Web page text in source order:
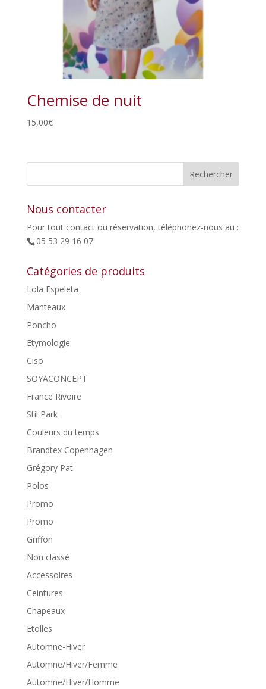
Chemise de nuit
15,00€
Nous contacter
Pour tout contact ou réservation, téléphonez-nous au :
05 53 29 16 07
Catégories de produits
Lola Espeleta
Manteaux
Poncho
Etymologie
Ciso
SOYACONCEPT
France Rivoire
Stil Park
Couleurs du temps
Brandtex Copenhagen
Grégory Pat
Polos
Promo
Promo
Griffon
Non classé
Accessoires
Ceintures
Chapeaux
Etolles
Automne-Hiver
Automne/Hiver/Femme
Automne/Hiver/Homme